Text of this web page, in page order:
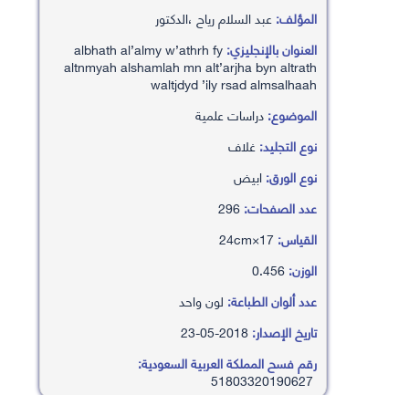
المؤلف:عبد السلام رياح ،الدكتور
العنوان بالإنجليزي:albhath al’almy w’athrh fy
altnmyah alshamlah mn alt’arjha byn altrath
waltjdyd ’ily rsad almsalhaah
الموضوع:دراسات علمية
نوع التجليد:غلاف
نوع الورق:ابيض
عدد الصفحات:
القياس:
الوزن:
عدد ألوان الطباعة: لون واحد
تاريخ الإصدار:
رقم فسح المملكة العربية السعودية:
51803320190627